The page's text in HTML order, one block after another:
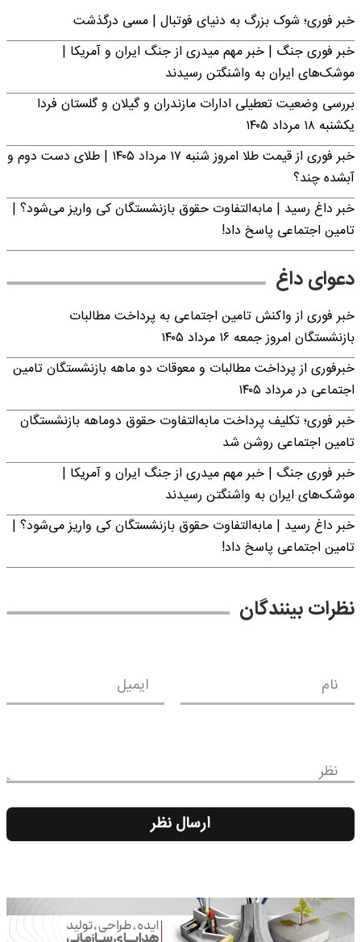
خبر فوری؛‌ شوک بزرگ به دنیای فوتبال | مسی درگذشت
خبر فوری جنگ | خبر مهم میدری از جنگ ایران و آمریکا |
موشک‌های ایران به واشنگتن رسیدند
بررسی وضعیت تعطیلی ادارات مازندران و گیلان و گلستان فردا
یکشنبه ۱۸ مرداد ۱۴۰۵
خبر فوری از قیمت طلا امروز شنبه ۱۷ مرداد ۱۴۰۵ | طلای دست دوم و
آبشده چند؟
خبر داغ رسید | مابه‌التفاوت حقوق بازنشستگان کی واریز می‌شود؟ |
تامین اجتماعی پاسخ داد!
دعوای داغ
خبر فوری از واکنش تامین اجتماعی به پرداخت مطالبات
بازنشستگان امروز جمعه ۱۶ مرداد ۱۴۰۵
خبرفوری از پرداخت مطالبات و معوقات دو ماهه بازنشستگان تامین
اجتماعی در مرداد ۱۴۰۵
خبر فوری؛ تکلیف پرداخت مابه‌التفاوت حقوق دوماهه بازنشستگان
تامین اجتماعی روشن شد
خبر فوری جنگ | خبر مهم میدری از جنگ ایران و آمریکا |
موشک‌های ایران به واشنگتن رسیدند
خبر داغ رسید | مابه‌التفاوت حقوق بازنشستگان کی واریز می‌شود؟ |
تامین اجتماعی پاسخ داد!
نظرات بینندگان
نام ایمیل
نظر
ارسال نظر